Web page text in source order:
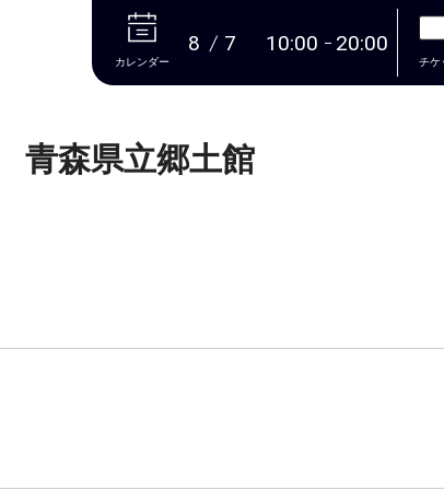
本文へ
カレンダー
8 7 10:00 20:00
チケ
青森県立郷土館